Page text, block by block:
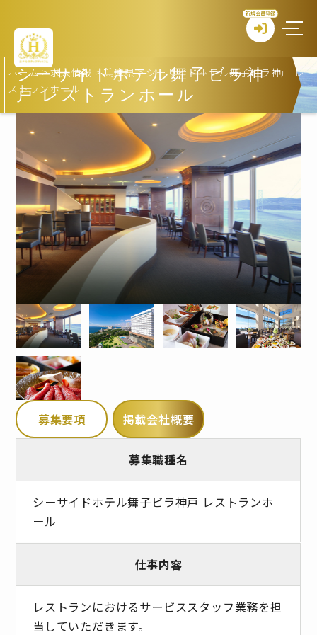
新規会員登録
シーサイドホテル舞子ビラ神
戸 レストランホール
ホーム>求人情報 >兵庫県>シーサイドホテル舞子ビラ神戸 レ
ストランホール
募集要項 掲載会社概要
募集職種名
シーサイドホテル舞子ビラ神戸 レストランホ
ール
仕事内容
レストランにおけるサービススタッフ業務を担
当していただきます。